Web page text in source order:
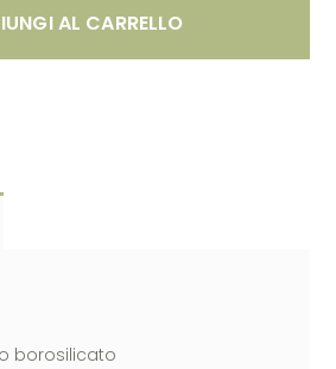
AL CARRELLO
borosilicato